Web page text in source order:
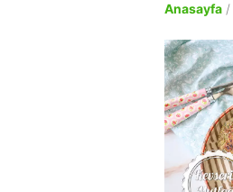
Anasayfa /